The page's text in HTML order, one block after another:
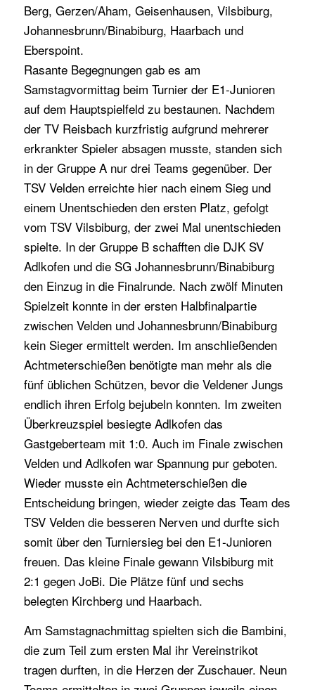
Berg, Gerzen/Aham, Geisenhausen, Vilsbiburg,
Johannesbrunn/Binabiburg, Haarbach und
Eberspoint.
Rasante Begegnungen gab es am
Samstagvormittag beim Turnier der E1-Junioren
auf dem Hauptspielfeld zu bestaunen. Nachdem
der TV Reisbach kurzfristig aufgrund mehrerer
erkrankter Spieler absagen musste, standen sich
in der Gruppe A nur drei Teams gegenüber. Der
TSV Velden erreichte hier nach einem Sieg und
einem Unentschieden den ersten Platz, gefolgt
vom TSV Vilsbiburg, der zwei Mal unentschieden
spielte. In der Gruppe B schafften die DJK SV
Adlkofen und die SG Johannesbrunn/Binabiburg
den Einzug in die Finalrunde. Nach zwölf Minuten
Spielzeit konnte in der ersten Halbfinalpartie
zwischen Velden und Johannesbrunn/Binabiburg
kein Sieger ermittelt werden. Im anschließenden
Achtmeterschießen benötigte man mehr als die
fünf üblichen Schützen, bevor die Veldener Jungs
endlich ihren Erfolg bejubeln konnten. Im zweiten
Überkreuzspiel besiegte Adlkofen das
Gastgeberteam mit 1:0. Auch im Finale zwischen
Velden und Adlkofen war Spannung pur geboten.
Wieder musste ein Achtmeterschießen die
Entscheidung bringen, wieder zeigte das Team des
TSV Velden die besseren Nerven und durfte sich
somit über den Turniersieg bei den E1-Junioren
freuen. Das kleine Finale gewann Vilsbiburg mit
2:1 gegen JoBi. Die Plätze fünf und sechs
belegten Kirchberg und Haarbach.
Am Samstagnachmittag spielten sich die Bambini,
die zum Teil zum ersten Mal ihr Vereinstrikot
tragen durften, in die Herzen der Zuschauer. Neun